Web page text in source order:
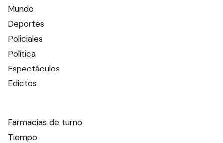
Mundo
Deportes
Policiales
Política
Espectáculos
Edictos
Farmacias de turno
Tiempo